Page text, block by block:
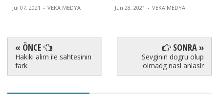
Jul 07, 2021 - VEKA MEDYA Jun 28, 2021 - VEKA MEDYA
« ÖNCE
Hakiki alim ile sahtesinin
fark
SONRA »
Sevginin dogru olup
olmadg nasl anlaslr